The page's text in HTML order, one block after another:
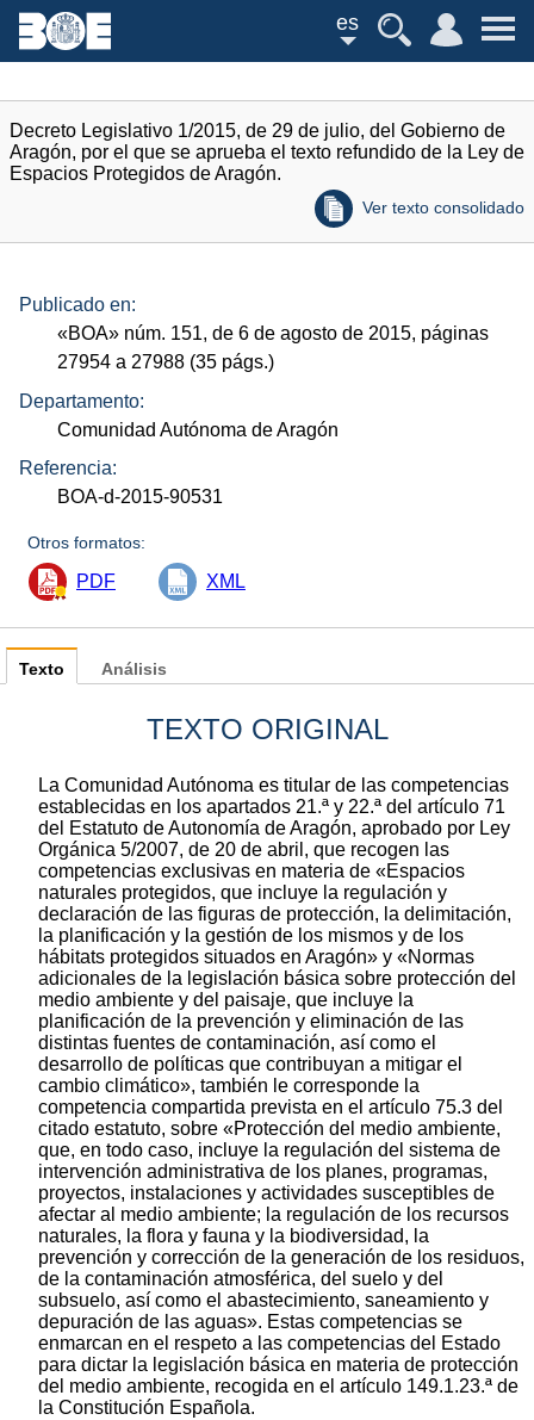
es
Decreto Legislativo 1/2015, de 29 de julio, del Gobierno de
Aragón, por el que se aprueba el texto refundido de la Ley de
Espacios Protegidos de Aragón.
Ver texto consolidado
Publicado en:
«BOA» núm. 151, de 6 de agosto de 2015, páginas
27954 a 27988 (35 págs.)
Departamento:
Comunidad Autónoma de Aragón
Referencia:
BOA-d-2015-90531
Otros formatos:
PDF XML
Texto
TEXTO ORIGINAL
La Comunidad Autónoma es titular de las competencias
establecidas en los apartados 21.ª y 22.ª del artículo 71
del Estatuto de Autonomía de Aragón, aprobado por Ley
Orgánica 5/2007, de 20 de abril, que recogen las
competencias exclusivas en materia de «Espacios
naturales protegidos, que incluye la regulación y
declaración de las figuras de protección, la delimitación,
la planificación y la gestión de los mismos y de los
hábitats protegidos situados en Aragón» y «Normas
adicionales de la legislación básica sobre protección del
medio ambiente y del paisaje, que incluye la
planificación de la prevención y eliminación de las
distintas fuentes de contaminación, así como el
desarrollo de políticas que contribuyan a mitigar el
cambio climático», también le corresponde la
competencia compartida prevista en el artículo 75.3 del
citado estatuto, sobre «Protección del medio ambiente,
que, en todo caso, incluye la regulación del sistema de
intervención administrativa de los planes, programas,
proyectos, instalaciones y actividades susceptibles de
afectar al medio ambiente; la regulación de los recursos
naturales, la flora y fauna y la biodiversidad, la
prevención y corrección de la generación de los residuos,
de la contaminación atmosférica, del suelo y del
subsuelo, así como el abastecimiento, saneamiento y
depuración de las aguas». Estas competencias se
enmarcan en el respeto a las competencias del Estado
para dictar la legislación básica en materia de protección
del medio ambiente, recogida en el artículo 149.1.23.ª de
la Constitución Española.
Análisis